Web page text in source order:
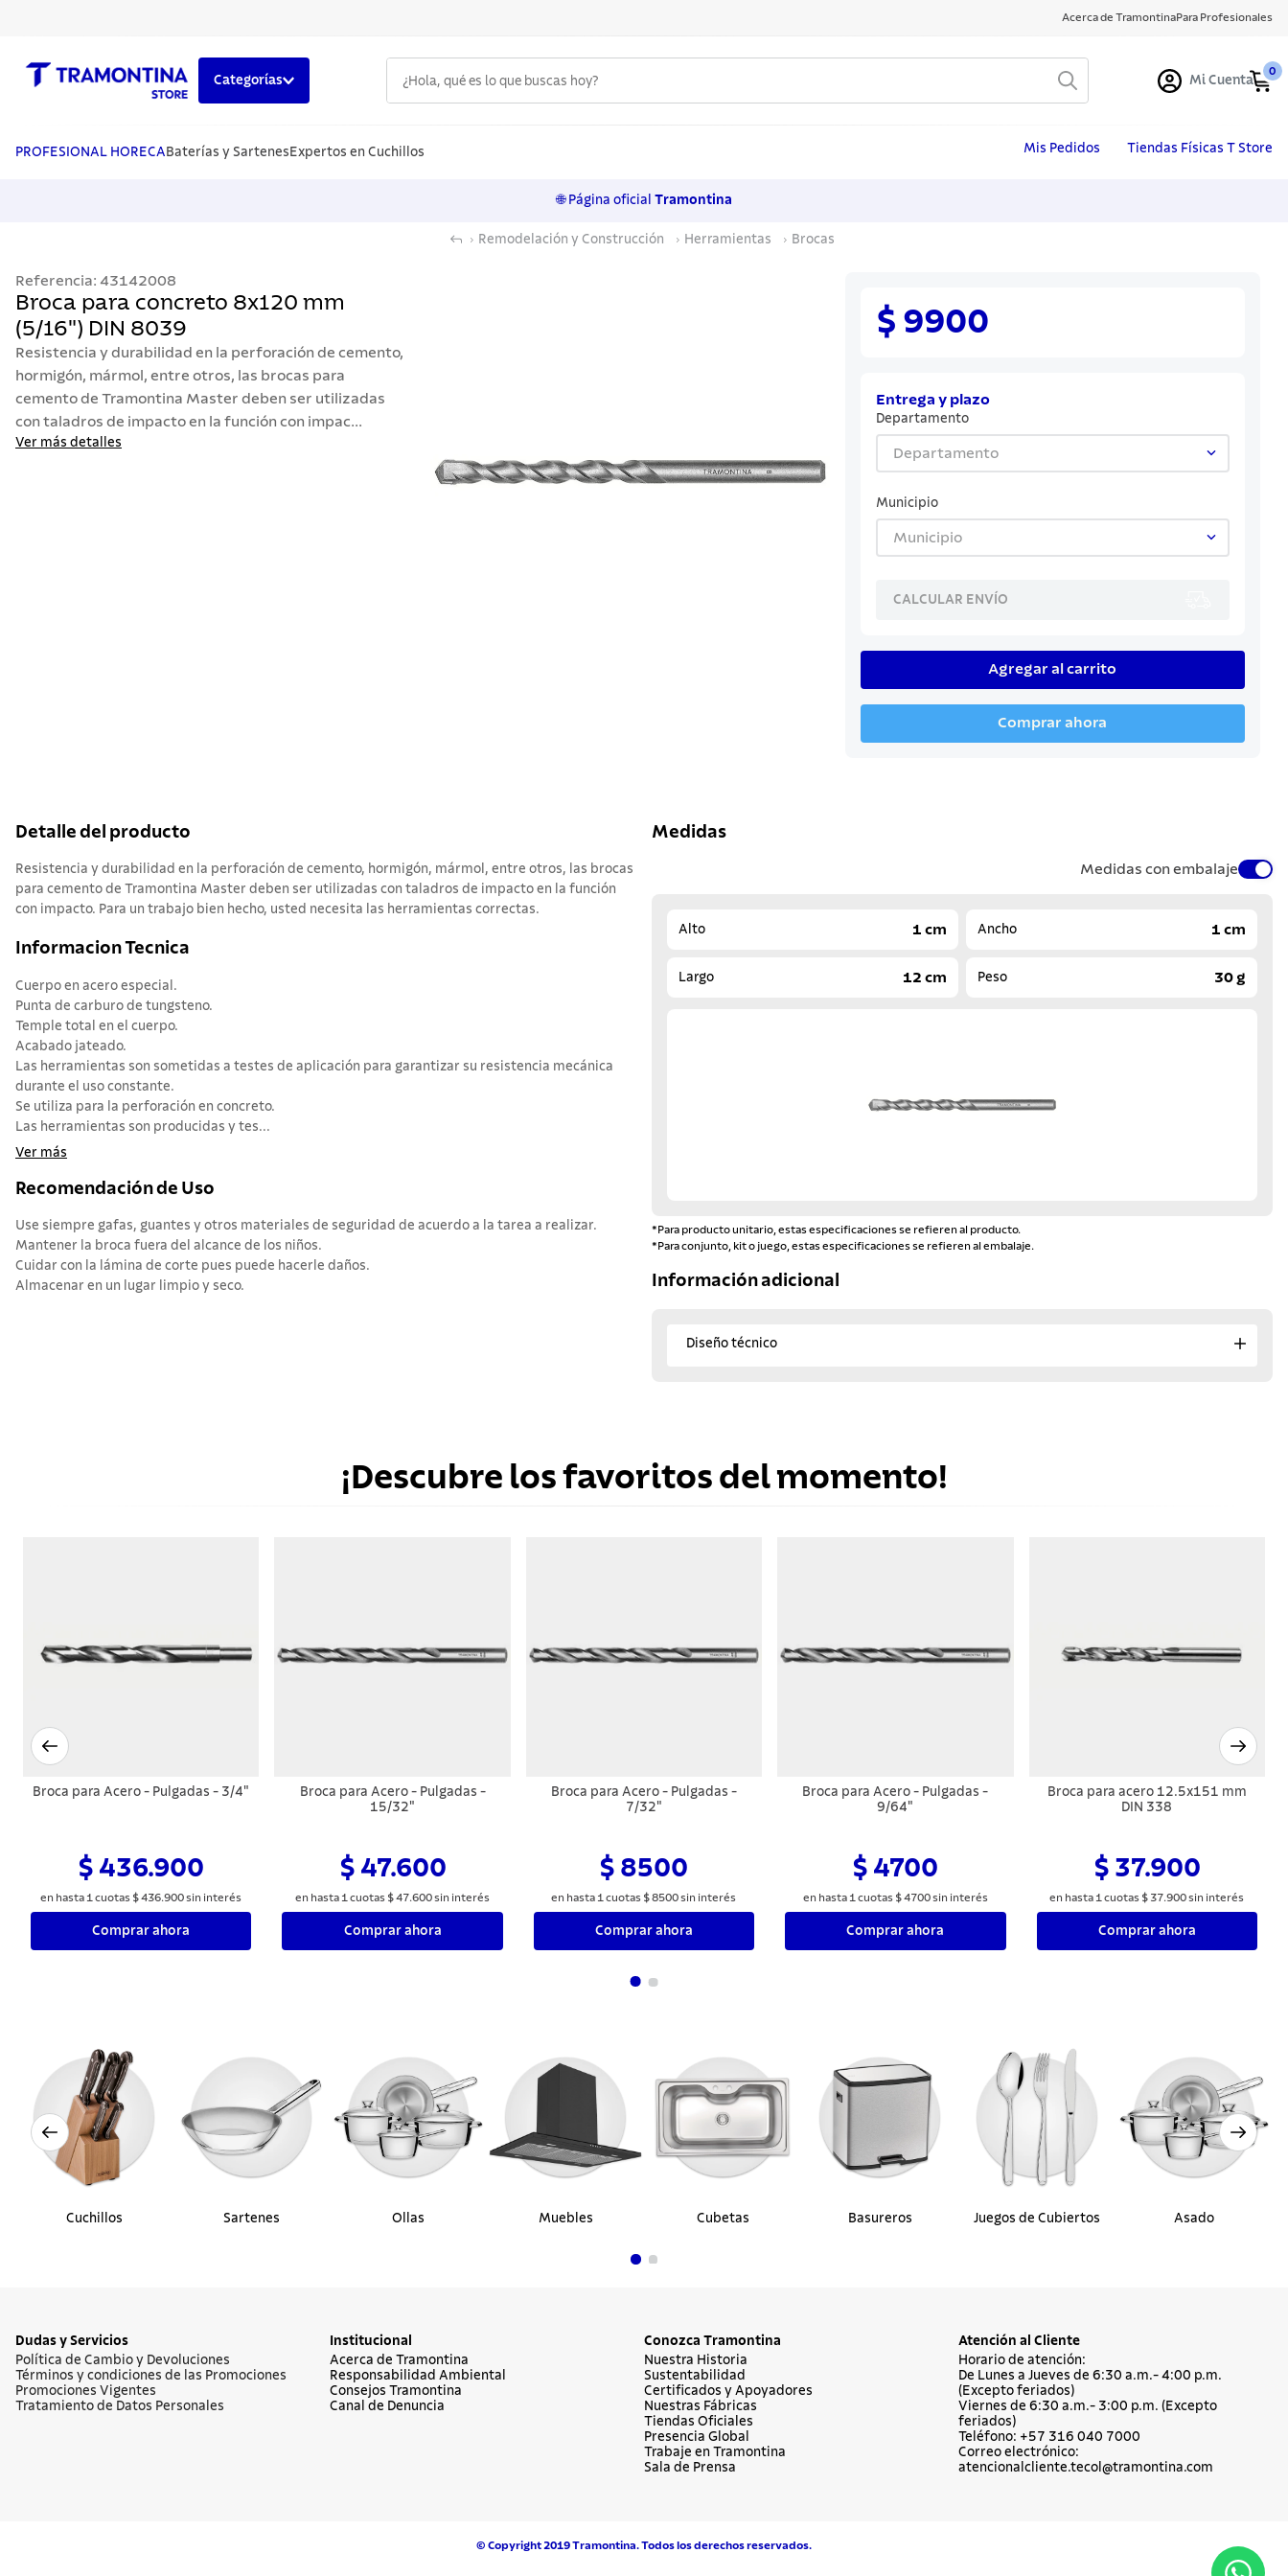
Acerca de TramontinaPara Profesionales
Categorías Mi Cuenta
0
PROFESIONAL HORECA Baterías y Sartenes Expertos en Cuchillos Mis Pedidos Tiendas Físicas T Store
🌐 Página oficial Tramontina
Remodelación y Construcción Herramientas Brocas
Referencia: 43142008
Broca para concreto 8x120 mm
(5/16") DIN 8039
Resistencia y durabilidad en la perforación de cemento,
hormigón, mármol, entre otros, las brocas para
cemento de Tramontina Master deben ser utilizadas
con taladros de impacto en la función con impac...
Ver más detalles
$ 9900
Entrega y plazo
Departamento
Departamento
Municipio
Municipio
CALCULAR ENVÍO
Agregar al carrito
Comprar ahora
Detalle del producto
Resistencia y durabilidad en la perforación de cemento, hormigón, mármol, entre otros, las brocas
para cemento de Tramontina Master deben ser utilizadas con taladros de impacto en la función
con impacto. Para un trabajo bien hecho, usted necesita las herramientas correctas.
Informacion Tecnica
Cuerpo en acero especial.
Punta de carburo de tungsteno.
Temple total en el cuerpo.
Acabado jateado.
Las herramientas son sometidas a testes de aplicación para garantizar su resistencia mecánica
durante el uso constante.
Se utiliza para la perforación en concreto.
Las herramientas son producidas y tes...
Ver más
Recomendación de Uso
Use siempre gafas, guantes y otros materiales de seguridad de acuerdo a la tarea a realizar.
Mantener la broca fuera del alcance de los niños.
Cuidar con la lámina de corte pues puede hacerle daños.
Almacenar en un lugar limpio y seco.
Medidas
Medidas con embalaje
Alto 1 cm Ancho 1 cm
Largo 12 cm Peso 30 g
*Para producto unitario, estas especificaciones se refieren al producto.
*Para conjunto, kit o juego, estas especificaciones se refieren al embalaje.
Información adicional
Diseño técnico
¡Descubre los favoritos del momento!
Broca para Acero - Pulgadas - 3/4"
$ 436.900
en hasta 1 cuotas $436.900sin interés
Comprar ahora
Broca para Acero - Pulgadas -
15/32"
$ 47.600
en hasta 1 cuotas $47.600sin interés
Comprar ahora
Broca para Acero - Pulgadas -
7/32"
$ 8500
en hasta 1 cuotas $ 8500sin interés
Comprar ahora
Broca para Acero - Pulgadas -
9/64"
$ 4700
en hasta 1 cuotas $4700sin interés
Comprar ahora
Broca para acero 12.5x151 mm
DIN 338
$ 37.900
en hasta 1 cuotas $ 37.900sin interés
Comprar ahora
Cuchillos Sartenes Ollas Muebles Cubetas Basureros Juegos de Cubiertos Asado
Dudas y Servicios
Política de Cambio y Devoluciones
Términos y condiciones de las Promociones
Promociones Vigentes
Tratamiento de Datos Personales
Institucional
Acerca de Tramontina
Responsabilidad Ambiental
Consejos Tramontina
Canal de Denuncia
Conozca Tramontina
Nuestra Historia
Sustentabilidad
Certificados y Apoyadores
Nuestras Fábricas
Tiendas Oficiales
Presencia Global
Trabaje en Tramontina
Sala de Prensa
Atención al Cliente
Horario de atención:
De Lunes a Jueves de 6:30 a.m.- 4:00 p.m.
(Excepto feriados)
Viernes de 6:30 a.m.- 3:00 p.m. (Excepto
feriados)
Teléfono: +57 316 040 7000
Correo electrónico:
atencionalcliente.tecol@tramontina.com
© Copyright 2019 Tramontina. Todos los derechos reservados.
1.
cuchillos
5 . ollas